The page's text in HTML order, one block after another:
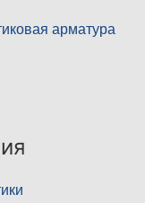
арматура